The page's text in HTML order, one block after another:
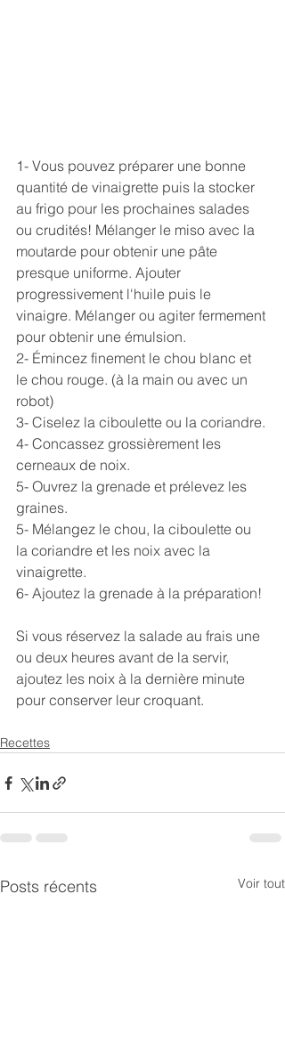
1- Vous pouvez préparer une bonne
quantité de vinaigrette puis la stocker
au frigo pour les prochaines salades
ou crudités! Mélanger le miso avec la
moutarde pour obtenir une pâte
presque uniforme. Ajouter
progressivement l'huile puis le
vinaigre. Mélanger ou agiter fermement
pour obtenir une émulsion.
2- Émincez finement le chou blanc et
le chou rouge. (à la main ou avec un
robot)
3- Ciselez la ciboulette ou la coriandre.
4- Concassez grossièrement les
cerneaux de noix.
5- Ouvrez la grenade et prélevez les
graines.
5- Mélangez le chou, la ciboulette ou
la coriandre et les noix avec la
vinaigrette.
6- Ajoutez la grenade à la préparation!
Si vous réservez la salade au frais une
ou deux heures avant de la servir,
ajoutez les noix à la dernière minute
pour conserver leur croquant.
Recettes
Posts récents Voir tout